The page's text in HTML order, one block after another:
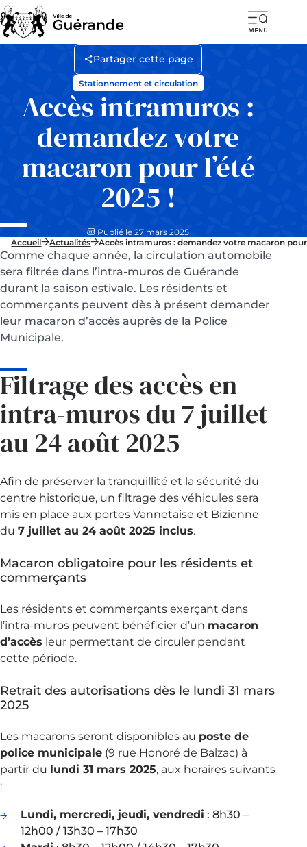
Accès intramuros :
demandez votre
macaron pour l’été
2025 !
Stationnement et circulation
Publié le 27 mars 2025
Partager cette page
Accueil Actualités Accès intramuros : demandez votre macaron pour
Comme chaque année, la circulation automobile
sera filtrée dans l’intra-muros de Guérande
durant la saison estivale. Les résidents et
commerçants peuvent dès à présent demander
leur macaron d’accès auprès de la Police
Municipale.
Filtrage des accès en
intra-muros du 7 juillet
au 24 août 2025
Afin de préserver la tranquillité et la sécurité du
centre historique, un filtrage des véhicules sera
mis en place aux portes Vannetaise et Bizienne
du 7 juillet au 24 août 2025 inclus.
Macaron obligatoire pour les résidents et
commerçants
Les résidents et commerçants exerçant dans
l’intra-muros peuvent bénéficier d’un macaron
d’accès leur permettant de circuler pendant
cette période.
Retrait des autorisations dès le lundi 31 mars
2025
Les macarons seront disponibles au poste de
police municipale (9 rue Honoré de Balzac) à
partir du lundi 31 mars 2025, aux horaires suivants
:
Lundi, mercredi, jeudi, vendredi : 8h30 –
12h00 / 13h30 – 17h30